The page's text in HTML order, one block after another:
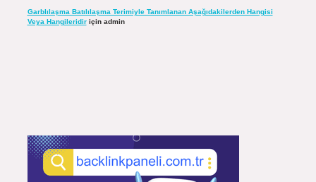
Garblılaşma Batılılaşma Terimiyle Tanımlanan Aşağıdakilerden Hangisi
Veya Hangileridiriçin admin